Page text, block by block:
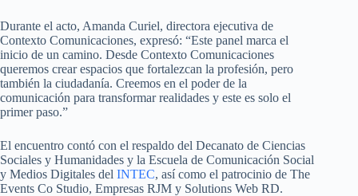
Durante el acto, Amanda Curiel, directora ejecutiva de
Contexto Comunicaciones, expresó: “Este panel marca el
inicio de un camino. Desde Contexto Comunicaciones
queremos crear espacios que fortalezcan la profesión, pero
también la ciudadanía. Creemos en el poder de la
comunicación para transformar realidades y este es solo el
primer paso.”
El encuentro contó con el respaldo del Decanato de Ciencias
Sociales y Humanidades y la Escuela de Comunicación Social
y Medios Digitales del INTEC, así como el patrocinio de The
Events Co Studio, Empresas RJM y Solutions Web RD.